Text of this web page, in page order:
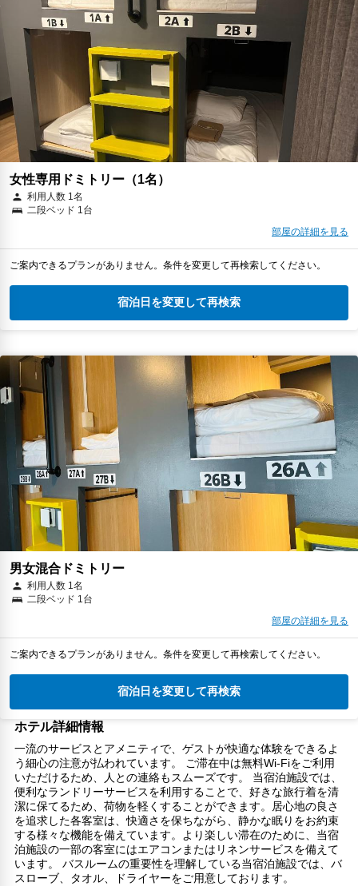
女性専用ドミトリー（1名）
利用人数 1名
二段ベッド 1台
部屋の詳細を見る
ご案内できるプランがありません。条件を変更して再検索してください。
宿泊日を変更して再検索
男女混合ドミトリー
利用人数 1名
二段ベッド 1台
部屋の詳細を見る
ご案内できるプランがありません。条件を変更して再検索してください。
宿泊日を変更して再検索
ホテル詳細情報
一流のサービスとアメニティで、ゲストが快適な体験をできるよ
う細心の注意が払われています。 ご滞在中は無料Wi-Fiをご利用
いただけるため、人との連絡もスムーズです。 当宿泊施設では、
便利なランドリーサービスを利用することで、好きな旅行着を清
潔に保てるため、荷物を軽くすることができます。居心地の良さ
を追求した各客室は、快適さを保ちながら、静かな眠りをお約束
する様々な機能を備えています。より楽しい滞在のために、当宿
泊施設の一部の客室にはエアコンまたはリネンサービスを備えて
います。 バスルームの重要性を理解している当宿泊施設では、バ
スローブ、タオル、ドライヤーをご用意しております。